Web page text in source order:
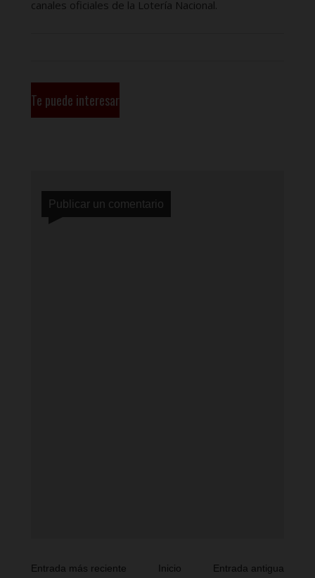
canales oficiales de la Lotería Nacional.
Te puede interesar
Publicar un comentario
Entrada más reciente Entrada antigua
Inicio